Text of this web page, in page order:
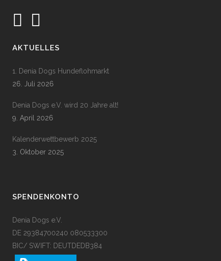
AKTUELLES
1. Denia Dogs Hundeflohmarkt
26. Juli 2026
Denia Dogs e.V. wird 20 Jahre alt!
9. April 2026
Kalenderwettbewerb 2025
3. Oktober 2025
SPENDENKONTO
Denia Dogs e.V.
DE 29384700240 080533300
BIC/ SWIFT: DEUTDEDB384